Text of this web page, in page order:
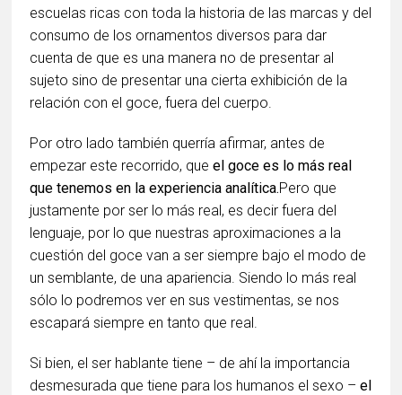
escuelas ricas con toda la historia de las marcas y del
consumo de los ornamentos diversos para dar
cuenta de que es una manera no de presentar al
sujeto sino de presentar una cierta exhibición de la
relación con el goce, fuera del cuerpo.
Por otro lado también querría afirmar, antes de
empezar este recorrido, queel goce es lo más real
que tenemos en la experiencia analítica.Pero que
justamente por ser lo más real, es decir fuera del
lenguaje, por lo que nuestras aproximaciones a la
cuestión del goce van a ser siempre bajo el modo de
un semblante, de una apariencia. Siendo lo más real
sólo lo podremos ver en sus vestimentas, se nos
escapará siempre en tanto que real.
Si bien, el ser hablante tiene – de ahí la importancia
desmesurada que tiene para los humanos el sexo –el